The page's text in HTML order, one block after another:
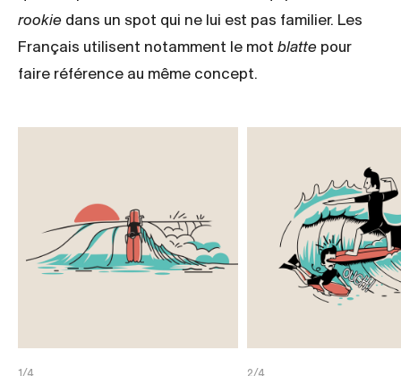
rookie dans un spot qui ne lui est pas familier. Les
Français utilisent notamment le mot blatte pour
faire référence au même concept.
1/4 2/4